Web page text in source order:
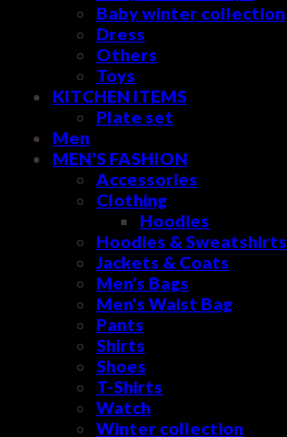
Baby winter collection
Dress
Others
Toys
KITCHEN ITEMS
Plate set
Men
MEN'S FASHION
Accessories
Clothing
Hoodies
Hoodies & Sweatshirts
Jackets & Coats
Men's Bags
Men's Waist Bag
Pants
Shirts
Shoes
T-Shirts
Watch
Winter collection